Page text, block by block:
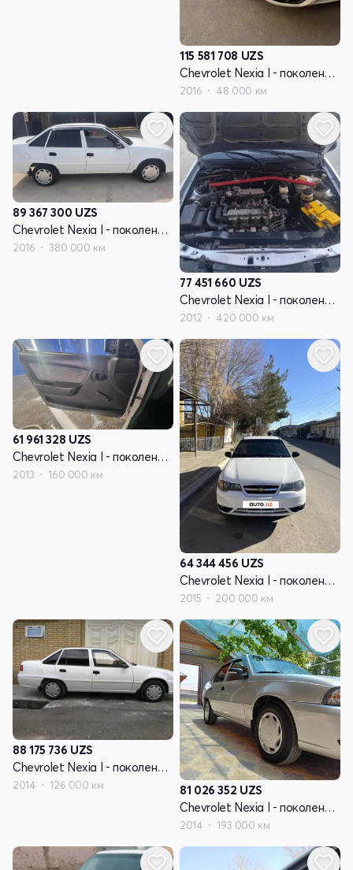
115 581 708 UZS
Chevrolet Nexia I - поколение рестайлинг
2016 48 000 км
89 367 300 UZS
Chevrolet Nexia I - поколение рестайлинг
2016 380 000 км
77 451 660 UZS
Chevrolet Nexia I - поколение рестайлинг
2012 420 000 км
61 961 328 UZS
Chevrolet Nexia I - поколение рестайлинг
2013 160 000 км
64 344 456 UZS
Chevrolet Nexia I - поколение рестайлинг
2015 200 000 км
88 175 736 UZS
Chevrolet Nexia I - поколение рестайлинг
2014 126 000 км 81 026 352 UZS
Chevrolet Nexia I - поколение рестайлинг
2014 193 000 км